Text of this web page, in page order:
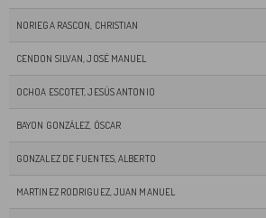
NORIEGA RASCON, CHRISTIAN
CENDON SILVAN, JOSÉ MANUEL
OCHOA ESCOTET, JESÚS ANTONIO
BAYON GONZÁLEZ, ÓSCAR
GONZALEZ DE FUENTES, ALBERTO
MARTINEZ RODRIGUEZ, JUAN MANUEL